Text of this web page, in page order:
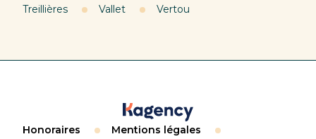
Treillières
Vallet Vertou
Honoraires
Mentions légales